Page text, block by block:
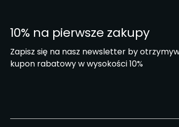
10% na pierwsze zakupy
Zapisz się na nasz newsletter by
kupon rabatowy w wysokości 10%